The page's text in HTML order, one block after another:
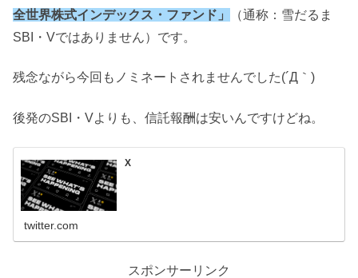
全世界株式インデックス・ファンド」
（通称：雪だるま
SBI・Vではありません）です。
残念ながら今回もノミネートされませんでした(´Д｀)
後発のSBI・Vよりも、信託報酬は安いんですけどね。
X
twitter.com
スポンサーリンク